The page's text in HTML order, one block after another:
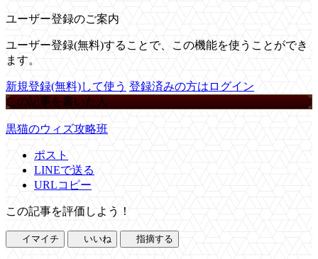
ユーザー登録のご案内
ユーザー登録(無料)することで、この機能を使うことができ
ます。
新規登録(無料)して使う 登録済みの方はログイン
この記事を書いた人
黒猫のウィズ攻略班
ポスト
LINEで送る
URLコピー
この記事を評価しよう！
イマイチ いいね 指摘する